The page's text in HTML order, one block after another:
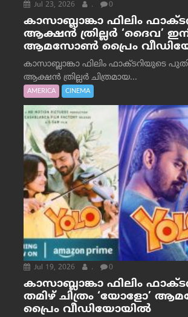
Jul 23, 2026 . 0
കാസാബ്ലാങ്കാ ഫിലിം
ആക്ഷൻ ത്രില്ലർ ‘ദൈവ’
ആമസോൺ പ്രൈം
കാസാബ്ലാങ്കാ ഫിലിം ഫാക്ടറിയുടെ
ആക്ഷൻ ത്രില്ലർ ചിത്രമായ...
AMERICA CINEMA
Jul 19, 2026 . 0
കാസാബ്ലാങ്കാ ഫിലിം
തമിഴ് ചിത്രം ‘യോളോ’
പ്രൈം വീഡിയോയിൽ